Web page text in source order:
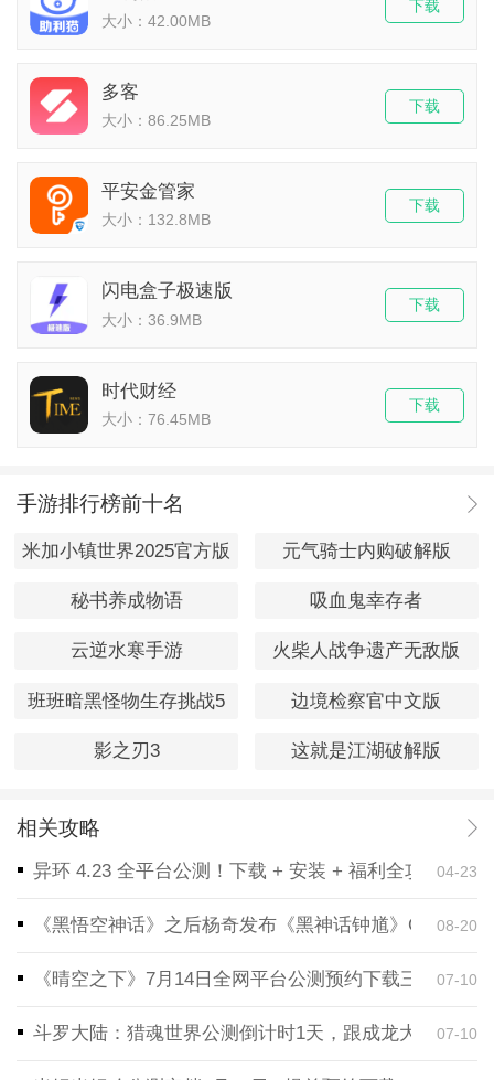
大小：42.00MB
下载
多客
大小：86.25MB
下载
平安金管家
大小：132.8MB
下载
闪电盒子极速版
大小：36.9MB
下载
时代财经
大小：76.45MB
下载
手游排行榜前十名
米加小镇世界2025官方版 元气骑士内购破解版
秘书养成物语 吸血鬼幸存者
云逆水寒手游 火柴人战争遗产无敌版
班班暗黑怪物生存挑战5 边境检察官中文版
影之刃3 这就是江湖破解版
相关攻略
异环 4.23 全平台公测！下载 + 安装 + 福利全攻略，一
04-23
《黑悟空神话》之后杨奇发布《黑神话钟馗》CG！预
08-20
《晴空之下》7月14日全网平台公测预约下载三端同步
07-10
斗罗大陆：猎魂世界公测倒计时1天，跟成龙大哥一起
07-10